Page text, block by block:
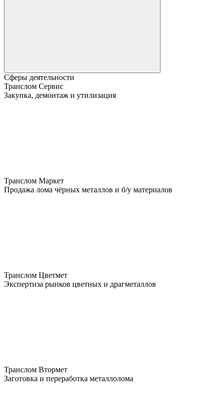
Сферы деятельности
Транслом Сервис
Закупка, демонтаж и утилизация
Транслом Маркет
Продажа лома чёрных металлов и б/у материалов
Транслом Цветмет
Экспертиза рынков цветных и драгметаллов
Транслом Втормет
Заготовка и переработка металлолома